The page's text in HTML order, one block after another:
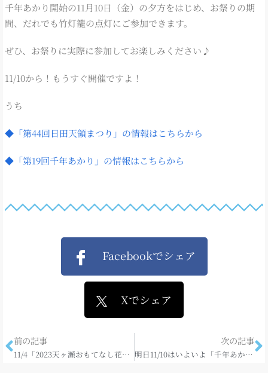
千年あかり開始の11月10日（金）の夕方をはじめ、お祭りの期
間、だれでも竹灯籠の点灯にご参加できます。
ぜひ、お祭りに実際に参加してお楽しみください♪
11/10から！もうすぐ開催ですよ！
うち
◆「第44回日田天領まつり」の情報はこちらから
◆「第19回千年あかり」の情報はこちらから
Facebookでシェア
Xでシェア
前の記事
11/4「2023天ヶ瀬おもてなし花火」
次の記事
明日11/10はいよいよ「千年あかり」♪